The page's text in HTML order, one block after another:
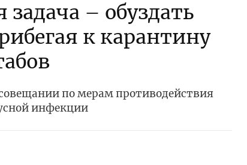
– обуздать
к карантину
по мерам противодействия
инфекции